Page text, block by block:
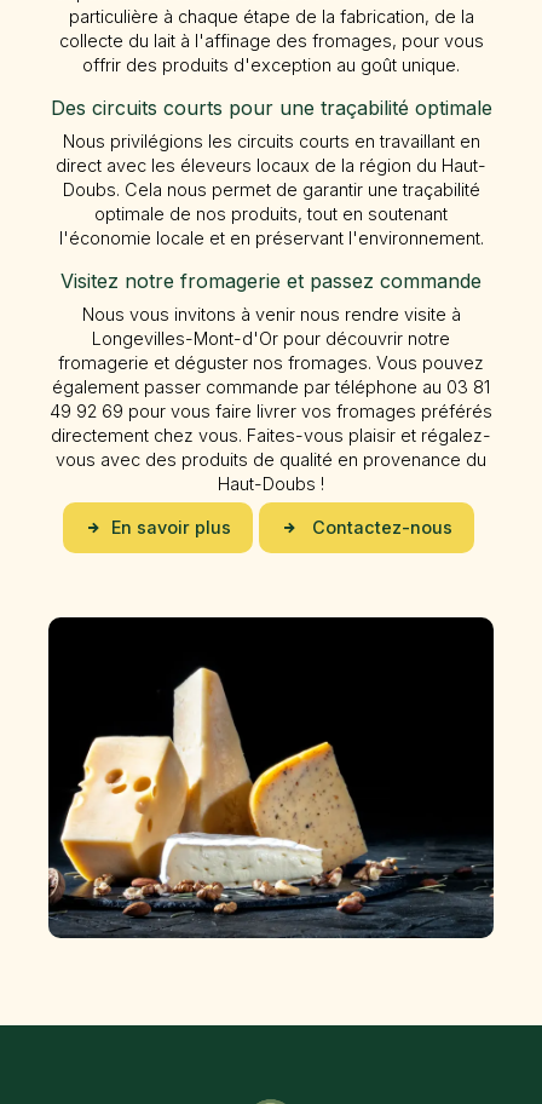
particulière à chaque étape de la fabrication, de la
collecte du lait à l'affinage des fromages, pour vous
offrir des produits d'exception au goût unique.
Des circuits courts pour une traçabilité optimale
Nous privilégions les circuits courts en travaillant en
direct avec les éleveurs locaux de la région du Haut-
Doubs. Cela nous permet de garantir une traçabilité
optimale de nos produits, tout en soutenant
l'économie locale et en préservant l'environnement.
Visitez notre fromagerie et passez commande
Nous vous invitons à venir nous rendre visite à
Longevilles-Mont-d'Or pour découvrir notre
fromagerie et déguster nos fromages. Vous pouvez
également passer commande par téléphone au 03 81
49 92 69 pour vous faire livrer vos fromages préférés
directement chez vous. Faites-vous plaisir et régalez-
vous avec des produits de qualité en provenance du
Haut-Doubs !
En savoir plus Contactez-nous